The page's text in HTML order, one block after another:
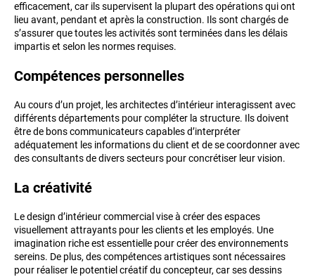
efficacement, car ils supervisent la plupart des opérations qui ont
lieu avant, pendant et après la construction. Ils sont chargés de
s’assurer que toutes les activités sont terminées dans les délais
impartis et selon les normes requises.
Compétences personnelles
Au cours d’un projet, les architectes d’intérieur interagissent avec
différents départements pour compléter la structure. Ils doivent
être de bons communicateurs capables d’interpréter
adéquatement les informations du client et de se coordonner avec
des consultants de divers secteurs pour concrétiser leur vision.
La créativité
Le design d’intérieur commercial vise à créer des espaces
visuellement attrayants pour les clients et les employés. Une
imagination riche est essentielle pour créer des environnements
sereins. De plus, des compétences artistiques sont nécessaires
pour réaliser le potentiel créatif du concepteur, car ses dessins